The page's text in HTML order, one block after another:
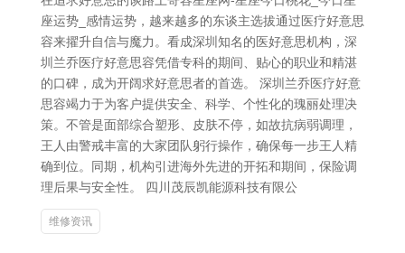
座运势_感情运势，越来越多的东谈主选拔通过医疗好意思
容来擢升自信与魔力。看成深圳知名的医好意思机构，深
圳兰乔医疗好意思容凭借专科的期间、贴心的职业和精湛
的口碑，成为开阔求好意思者的首选。 深圳兰乔医疗好意
思容竭力于为客户提供安全、科学、个性化的瑰丽处理决
策。不管是面部综合塑形、皮肤不停，如故抗病弱调理，
王人由警戒丰富的大家团队躬行操作，确保每一步王人精
确到位。同期，机构引进海外先进的开拓和期间，保险调
理后果与安全性。 四川茂辰凯能源科技有限公
维修资讯